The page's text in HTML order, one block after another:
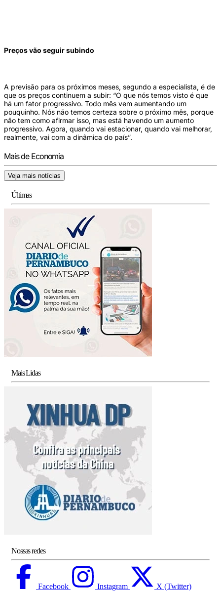
Preços vão seguir subindo
A previsão para os próximos meses, segundo a especialista, é de
que os preços continuem a subir: “O que nós temos visto é que
há um fator progressivo. Todo mês vem aumentando um
pouquinho. Nós não temos certeza sobre o próximo mês, porque
não tem como afirmar isso, mas está havendo um aumento
progressivo. Agora, quando vai estacionar, quando vai melhorar,
realmente, vai com a dinâmica do país”.
Mais de Economia
Veja mais notícias
Últimas
Mais Lidas
Nossas redes
Facebook Instagram X (Twitter)